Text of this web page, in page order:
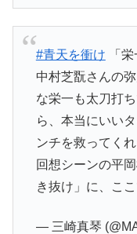
#青天を衝け 「
中村芝翫さんの
な栄一も太刀打
ら、本当にいい
ンチを救ってくれ
回想シーンの平
き抜け」に、こ
— 三崎真琴